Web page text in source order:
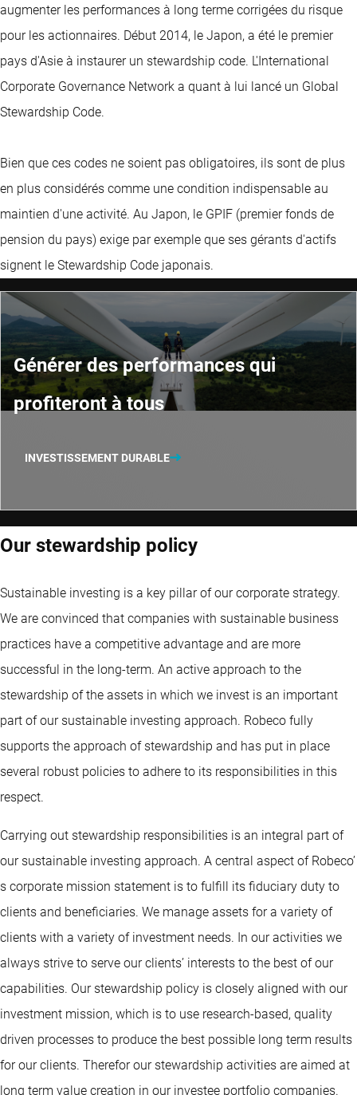
augmenter les performances à long terme corrigées du risque
pour les actionnaires. Début 2014, le Japon, a été le premier
pays d'Asie à instaurer un stewardship code. L'International
Corporate Governance Network a quant à lui lancé un Global
Stewardship Code.
Bien que ces codes ne soient pas obligatoires, ils sont de plus
en plus considérés comme une condition indispensable au
maintien d'une activité. Au Japon, le GPIF (premier fonds de
pension du pays) exige par exemple que ses gérants d'actifs
signent le Stewardship Code japonais.
Générer des performances qui
profiteront à tous
INVESTISSEMENT DURABLE
Our stewardship policy
Sustainable investing is a key pillar of our corporate strategy.
We are convinced that companies with sustainable business
practices have a competitive advantage and are more
successful in the long-term. An active approach to the
stewardship of the assets in which we invest is an important
part of our sustainable investing approach. Robeco fully
supports the approach of stewardship and has put in place
several robust policies to adhere to its responsibilities in this
respect.
Carrying out stewardship responsibilities is an integral part of
our sustainable investing approach. A central aspect of Robeco’
s corporate mission statement is to fulfill its fiduciary duty to
clients and beneficiaries. We manage assets for a variety of
clients with a variety of investment needs. In our activities we
always strive to serve our clients’ interests to the best of our
capabilities. Our stewardship policy is closely aligned with our
investment mission, which is to use research-based, quality
driven processes to produce the best possible long term results
for our clients. Therefor our stewardship activities are aimed at
long term value creation in our investee portfolio companies.